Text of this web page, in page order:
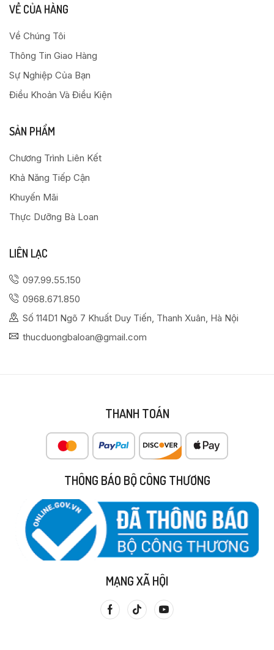
VỀ CỦA HÀNG
Về Chúng Tôi
Thông Tin Giao Hàng
Sự Nghiệp Của Bạn
Điều Khoản Và Điều Kiện
SẢN PHẨM
Chương Trình Liên Kết
Khả Năng Tiếp Cận
Khuyến Mãi
Thực Dưỡng Bà Loan
LIÊN LẠC
097.99.55.150
0968.671.850
Số 114D1 Ngõ 7 Khuất Duy Tiến, Thanh Xuân, Hà Nội
thucduongbaloan@gmail.com
THANH TOÁN
THÔNG BÁO BỘ CÔNG THƯƠNG
MẠNG XÃ HỘI